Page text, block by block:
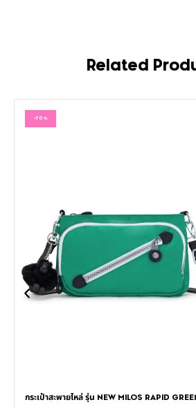
Related
-70%
กระเป๋าสะพายไหล่ รุ่น NEW MILOS RAPID